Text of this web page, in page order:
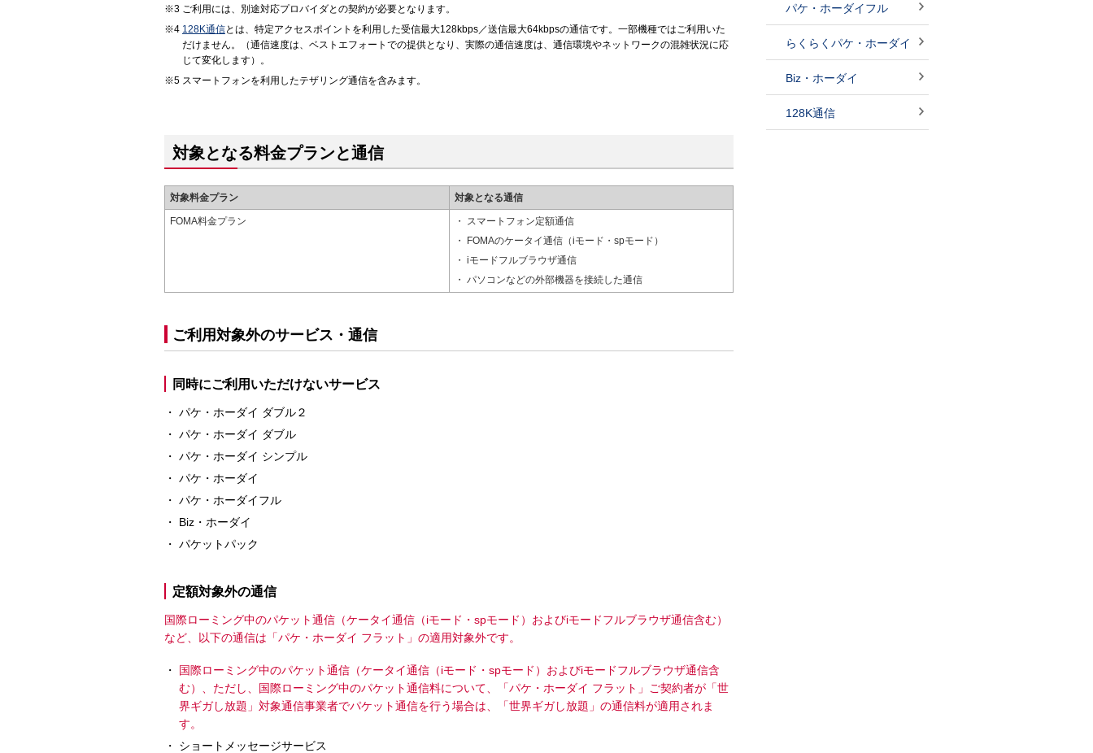
ご利用には、別途対応プロバイダとの契約が必要となります。
128K通信とは、特定アクセスポイントを利用した受信最大128kbps／送信最大64kbpsの通信です。一部機種ではご利用いた
だけません。（通信速度は、ベストエフォートでの提供となり、実際の通信速度は、通信環境やネットワークの混雑状況に応
じて変化します）。
スマートフォンを利用したテザリング通信を含みます。
対象となる料金プランと通信
対象料金プラン 対象となる通信
FOMA料金プラン
スマートフォン定額通信
FOMAのケータイ通信（iモード・spモード）
iモードフルブラウザ通信
パソコンなどの外部機器を接続した通信
ご利用対象外のサービス・通信
同時にご利用いただけないサービス
パケ・ホーダイ ダブル２
パケ・ホーダイ ダブル
パケ・ホーダイ シンプル
パケ・ホーダイ
パケ・ホーダイフル
Biz・ホーダイ
パケットパック
定額対象外の通信
国際ローミング中のパケット通信（ケータイ通信（iモード・spモード）およびiモードフルブラウザ通信含む）
など、以下の通信は「パケ・ホーダイ フラット」の適用対象外です。
国際ローミング中のパケット通信（ケータイ通信（iモード・spモード）およびiモードフルブラウザ通信含
む）、ただし、国際ローミング中のパケット通信料について、「パケ・ホーダイ フラット」ご契約者が「世
界ギガし放題」対象通信事業者でパケット通信を行う場合は、「世界ギガし放題」の通信料が適用されま
す。
ショートメッセージサービス
パケ・ホーダイフル
らくらくパケ・ホーダイ
Biz・ホーダイ
128K通信